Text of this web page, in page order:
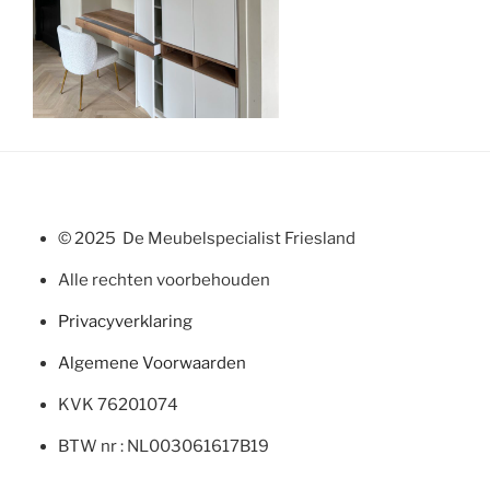
© 2025 De Meubelspecialist Friesland
Alle rechten voorbehouden
Privacyverklaring
Algemene Voorwaarden
KVK 76201074
BTW nr : NL003061617B19